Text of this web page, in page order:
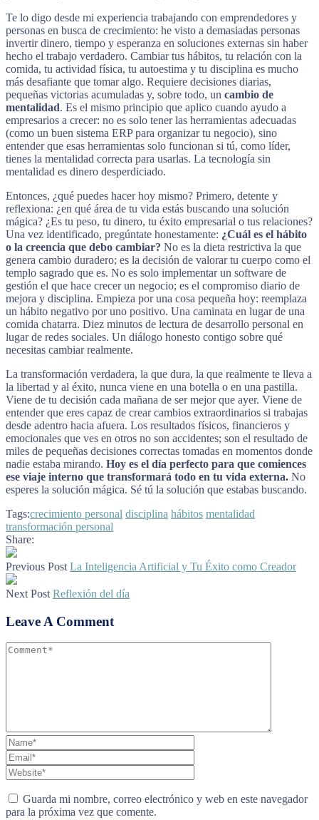
Te lo digo desde mi experiencia trabajando con emprendedores y
personas en busca de crecimiento: he visto a demasiadas personas
invertir dinero, tiempo y esperanza en soluciones externas sin haber
hecho el trabajo verdadero. Cambiar tus hábitos, tu relación con la
comida, tu actividad física, tu autoestima y tu disciplina es mucho
más desafiante que tomar algo. Requiere decisiones diarias,
pequeñas victorias acumuladas y, sobre todo, un cambio de
mentalidad. Es el mismo principio que aplico cuando ayudo a
empresarios a crecer: no es solo tener las herramientas adecuadas
(como un buen sistema ERP para organizar tu negocio), sino
entender que esas herramientas solo funcionan si tú, como líder,
tienes la mentalidad correcta para usarlas. La tecnología sin
mentalidad es dinero desperdiciado.
Entonces, ¿qué puedes hacer hoy mismo? Primero, detente y
reflexiona: ¿en qué área de tu vida estás buscando una solución
mágica? ¿Es tu peso, tu dinero, tu éxito empresarial o tus relaciones?
Una vez identificado, pregúntate honestamente: ¿Cuál es el hábito
o la creencia que debo cambiar? No es la dieta restrictiva la que
genera cambio duradero; es la decisión de valorar tu cuerpo como el
templo sagrado que es. No es solo implementar un software de
gestión el que hace crecer un negocio; es el compromiso diario de
mejora y disciplina. Empieza por una cosa pequeña hoy: reemplaza
un hábito negativo por uno positivo. Una caminata en lugar de una
comida chatarra. Diez minutos de lectura de desarrollo personal en
lugar de redes sociales. Un diálogo honesto contigo sobre qué
necesitas cambiar realmente.
La transformación verdadera, la que dura, la que realmente te lleva a
la libertad y al éxito, nunca viene en una botella o en una pastilla.
Viene de tu decisión cada mañana de ser mejor que ayer. Viene de
entender que eres capaz de crear cambios extraordinarios si trabajas
desde adentro hacia afuera. Los resultados físicos, financieros y
emocionales que ves en otros no son accidentes; son el resultado de
miles de pequeñas decisiones correctas tomadas en momentos donde
nadie estaba mirando. Hoy es el día perfecto para que comiences
ese viaje interno que transformará todo en tu vida externa. No
esperes la solución mágica. Sé tú la solución que estabas buscando.
Tags:crecimiento personal disciplina hábitos mentalidad
transformación personal
Share:
Previous Post La Inteligencia Artificial y Tu Éxito como Creador
Next Post Reflexión del día
Leave A Comment
Guarda mi nombre, correo electrónico y web en este navegador
para la próxima vez que comente.